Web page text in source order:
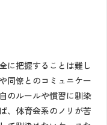
に把握することは難し
同僚とのコミュニケー
のルールや慣習に馴染
、体育会系のノリが苦